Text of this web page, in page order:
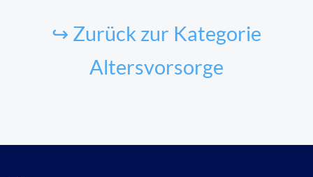
↪ Zurück zur Kategorie
Altersvorsorge